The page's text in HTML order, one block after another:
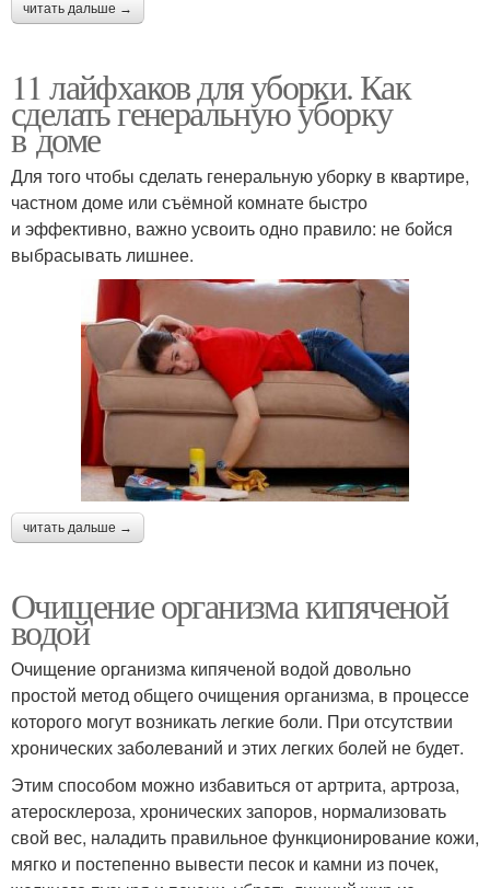
читать дальше →
11 лайфхаков для уборки. Как
сделать генеральную уборку
в доме
Для того чтобы сделать генеральную уборку в квартире,
частном доме или съёмной комнате быстро
и эффективно, важно усвоить одно правило: не бойся
выбрасывать лишнее.
читать дальше →
Очищение организма кипяченой
водой
Очищение организма кипяченой водой довольно
простой метод общего очищения организма, в процессе
которого могут возникать легкие боли. При отсутствии
хронических заболеваний и этих легких болей не будет.
Этим способом можно избавиться от артрита, артроза,
атеросклероза, хронических запоров, нормализовать
свой вес, наладить правильное функционирование кожи,
мягко и постепенно вывести песок и камни из почек,